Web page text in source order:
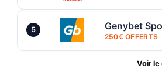
5 Genybet
250€ OFFERTS
Voir